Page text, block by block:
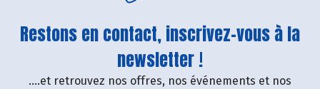
Restons en contact, inscrivez-vous à la
newsletter !
....et retrouvez nos offres, nos événements et nos